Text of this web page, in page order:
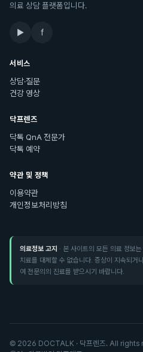
의료 상담 플랫폼입니다.
▶ f
서비스
상담·질문
건강 영상
닥프렌즈
닥톡 QnA 전문가
닥톡 예약
약관 및 정책
이용약관
개인정보처리방침
의료정보 고지 · 본 사이트의 모든 의료 정보
치료를 대체할 수 없습니다. 증상이 지속되거
여 전문의의 진료를 받으시기 바랍니다.
© 2026 DOCTALK · 닥프렌즈. All rights